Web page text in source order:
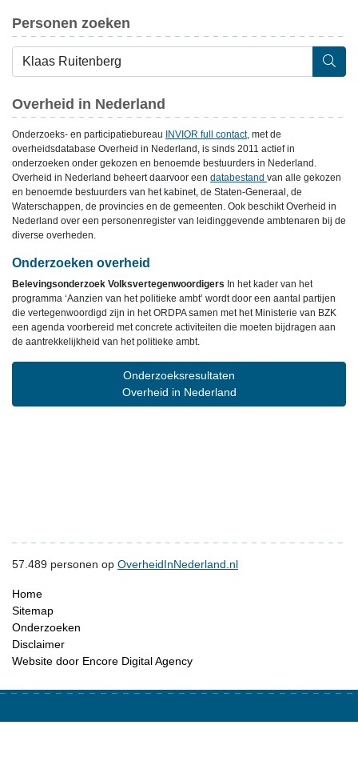
Personen zoeken
Overheid in Nederland
Onderzoeks- en participatiebureau INVIOR full contact, met de
overheidsdatabase Overheid in Nederland, is sinds 2011 actief in
onderzoeken onder gekozen en benoemde bestuurders in Nederland.
Overheid in Nederland beheert daarvoor een databestand van alle gekozen
en benoemde bestuurders van het kabinet, de Staten-Generaal, de
Waterschappen, de provincies en de gemeenten. Ook beschikt Overheid in
Nederland over een personenregister van leidinggevende ambtenaren bij de
diverse overheden.
Onderzoeken overheid
Belevingsonderzoek Volksvertegenwoordigers In het kader van het
programma ‘Aanzien van het politieke ambt’ wordt door een aantal partijen
die vertegenwoordigd zijn in het ORDPA samen met het Ministerie van BZK
een agenda voorbereid met concrete activiteiten die moeten bijdragen aan
de aantrekkelijkheid van het politieke ambt.
Onderzoeksresultaten
Overheid in Nederland
57.489 personen op OverheidInNederland.nl
Home
Sitemap
Onderzoeken
Disclaimer
Website door Encore Digital Agency